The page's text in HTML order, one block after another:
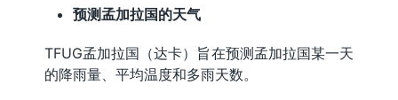
预测孟加拉国的天气
TFUG孟加拉国（达卡）旨在预测孟加拉国某一天
的降雨量、平均温度和多雨天数。